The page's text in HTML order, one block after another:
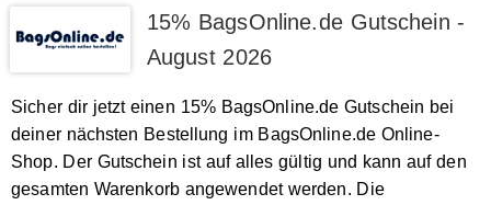
15% BagsOnline.de Gutschein -
August 2026
Sicher dir jetzt einen 15% BagsOnline.de Gutschein bei
deiner nächsten Bestellung im BagsOnline.de Online-
Shop. Der Gutschein ist auf alles gültig und kann auf den
gesamten Warenkorb angewendet werden. Die